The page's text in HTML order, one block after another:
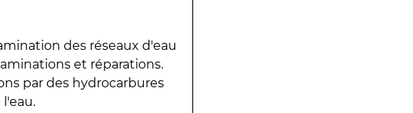
des réseaux d'eau
et réparations.
par des hydrocarbures